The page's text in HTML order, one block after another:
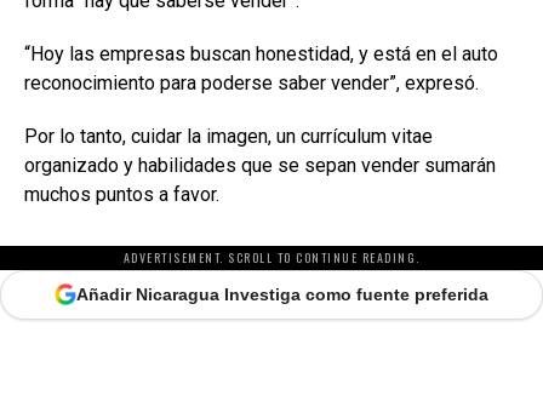
“Hoy las empresas buscan honestidad, y está en el auto
reconocimiento para poderse saber vender”, expresó.
Por lo tanto, cuidar la imagen, un currículum vitae
organizado y habilidades que se sepan vender sumarán
muchos puntos a favor.
ADVERTISEMENT. SCROLL TO CONTINUE READING.
Añadir Nicaragua Investiga como fuente preferida